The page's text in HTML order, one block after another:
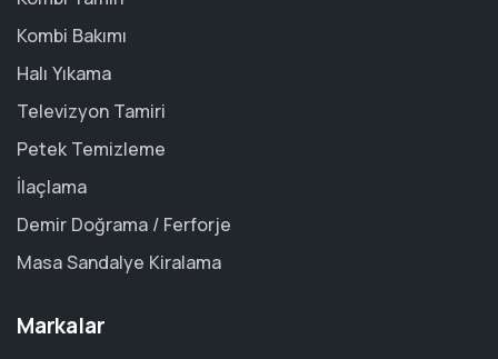
Kombi Bakımı
Halı Yıkama
Televizyon Tamiri
Petek Temizleme
İlaçlama
Demir Doğrama / Ferforje
Masa Sandalye Kiralama
Markalar